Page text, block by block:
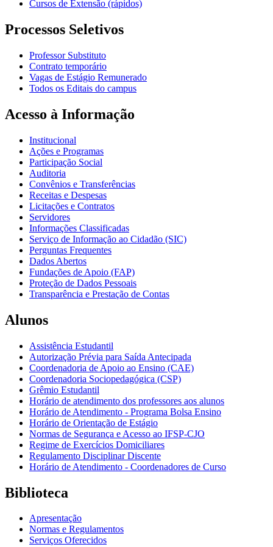
Cursos de Extensão (rápidos)
Processos Seletivos
Professor Substituto
Contrato temporário
Vagas de Estágio Remunerado
Todos os Editais do campus
Acesso à Informação
Institucional
Ações e Programas
Participação Social
Auditoria
Convênios e Transferências
Receitas e Despesas
Licitações e Contratos
Servidores
Informações Classificadas
Serviço de Informação ao Cidadão (SIC)
Perguntas Frequentes
Dados Abertos
Fundações de Apoio (FAP)
Proteção de Dados Pessoais
Transparência e Prestação de Contas
Alunos
Assistência Estudantil
Autorização Prévia para Saída Antecipada
Coordenadoria de Apoio ao Ensino (CAE)
Coordenadoria Sociopedagógica (CSP)
Grêmio Estudantil
Horário de atendimento dos professores aos alunos
Horário de Atendimento - Programa Bolsa Ensino
Horário de Orientação de Estágio
Normas de Segurança e Acesso ao IFSP-CJO
Regime de Exercícios Domiciliares
Regulamento Disciplinar Discente
Horário de Atendimento - Coordenadores de Curso
Biblioteca
Apresentação
Normas e Regulamentos
Serviços Oferecidos